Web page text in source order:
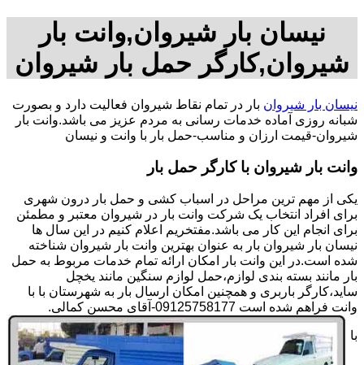
نیسان بار شیروان,وانت بار
شیروان,کارگر حمل بار شیروان
نیسان بار شیروان بار در تمام نقاط شیروان فعالیت دارد و بصورت
شبانه روزی آماده خدمات رسانی به مردم عزیز می باشد.وانت بار
شیروان-قیمت ارزان و مناسب-حمل بار با وانت و نیسان
وانت بار شیروان با کارگر حمل بار
یکی از مهم ترین مراحل در اسباب کشی و حمل بار درون شهری
برای افراد انتخاب یک شرکت وانت بار در شیروان معتبر و مطمئن
برای انجام این کار می باشد.مفتخریم اعلام کنیم در این سال ها
نیسان بار شیروان بار به عنوان بهترین وانت بار شیروان شناخته
شده است.در این وانت بار امکان ارائه تمام خدمات مربوط به حمل
بار مانند بسته بندی لوازم،حمل لوازم سنگین مانند یخچل
ساید،کارگر باربری و همچنین امکان ارسال بار به شهرستان با با
وانت فراهم شده است 09125758177-آقای محسن کمالی.
با